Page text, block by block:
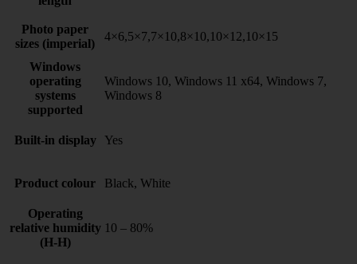
Photo paper
sizes (imperial)
4×6,5×7,7×10,8×10,10×12,10×15
Windows
operating
systems
supported
Windows 10, Windows 11 x64, Windows 7,
Windows 8
Built-in display Yes
Product colour Black, White
Operating
relative humidity
(H-H)
10 – 80%